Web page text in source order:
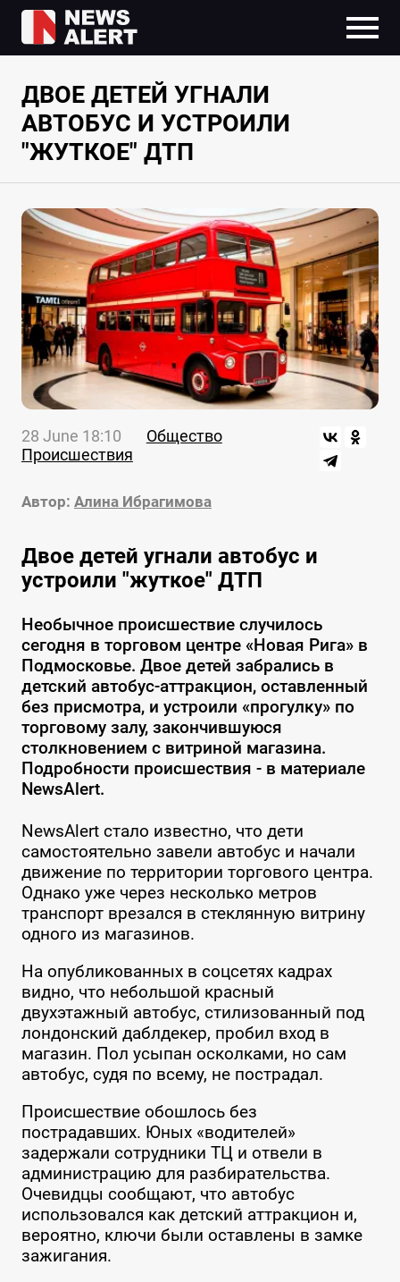
ДВОЕ ДЕТЕЙ УГНАЛИ
АВТОБУС И УСТРОИЛИ
"ЖУТКОЕ" ДТП
28 June 18:10
Общество
Происшествия
Автор: Алина Ибрагимова
Двое детей угнали автобус и
устроили "жуткое" ДТП
Необычное происшествие случилось
сегодня в торговом центре «Новая Рига» в
Подмосковье. Двое детей забрались в
детский автобус-аттракцион, оставленный
без присмотра, и устроили «прогулку» по
торговому залу, закончившуюся
столкновением с витриной магазина.
Подробности происшествия - в материале
NewsAlert.
NewsAlert стало известно, что дети
самостоятельно завели автобус и начали
движение по территории торгового центра.
Однако уже через несколько метров
транспорт врезался в стеклянную витрину
одного из магазинов.
На опубликованных в соцсетях кадрах
видно, что небольшой красный
двухэтажный автобус, стилизованный под
лондонский даблдекер, пробил вход в
магазин. Пол усыпан осколками, но сам
автобус, судя по всему, не пострадал.
Происшествие обошлось без
пострадавших. Юных «водителей»
задержали сотрудники ТЦ и отвели в
администрацию для разбирательства.
Очевидцы сообщают, что автобус
использовался как детский аттракцион и,
вероятно, ключи были оставлены в замке
зажигания.